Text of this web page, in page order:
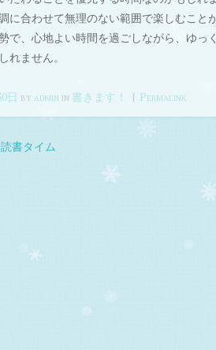
に合わせて無理のない範囲で楽しむこと
で、心地よい時間を過ごしながら、ゆっ
れません。
日 byadmin in書きます！ | Permalink
書タイム